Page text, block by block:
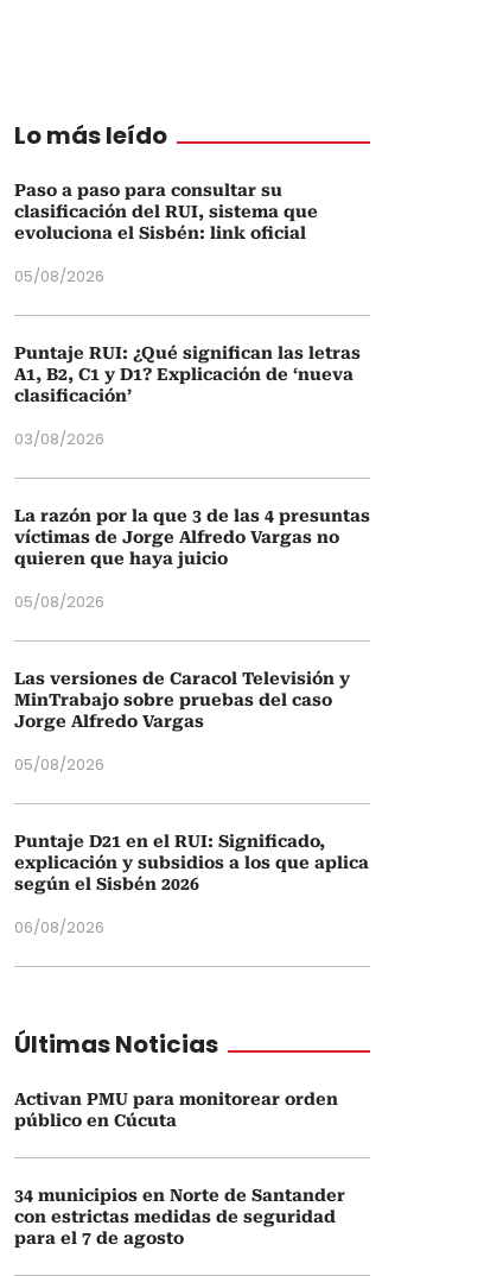
Lo más leído
Paso a paso para consultar su
clasificación del RUI, sistema que
evoluciona el Sisbén: link oficial
05/08/2026
Puntaje RUI: ¿Qué significan las letras
A1, B2, C1 y D1? Explicación de ‘nueva
clasificación’
03/08/2026
La razón por la que 3 de las 4 presuntas
víctimas de Jorge Alfredo Vargas no
quieren que haya juicio
05/08/2026
Las versiones de Caracol Televisión y
MinTrabajo sobre pruebas del caso
Jorge Alfredo Vargas
05/08/2026
Puntaje D21 en el RUI: Significado,
explicación y subsidios a los que aplica
según el Sisbén 2026
06/08/2026
Últimas Noticias
Activan PMU para monitorear orden
público en Cúcuta
34 municipios en Norte de Santander
con estrictas medidas de seguridad
para el 7 de agosto